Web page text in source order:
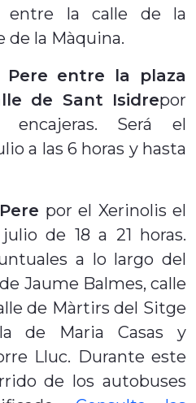
entre la calle de la
de la Màquina.
Pere entre la plaza
de Sant Isidrepor
encajeras. Será el
a las 6 horas y hasta
por el Xerinolis el
de 18 a 21 horas.
a lo largo del
Jaume Balmes, calle
de Màrtirs del Sitge
de Maria Casas y
Lluc. Durante este
de los autobuses